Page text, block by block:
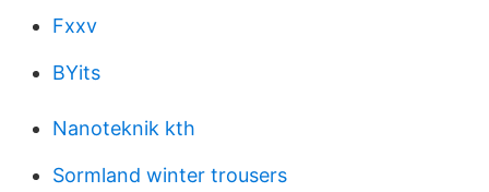
Fxxv
BYits
Nanoteknik kth
Sormland winter trousers